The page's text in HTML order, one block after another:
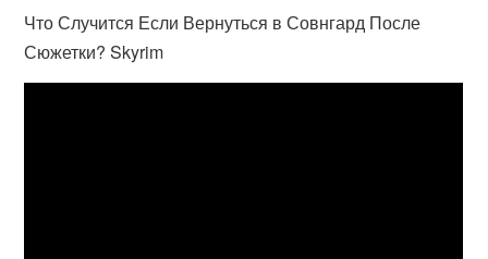
Что Случится Если Вернуться в Совнгард После
Сюжетки? Skyrim